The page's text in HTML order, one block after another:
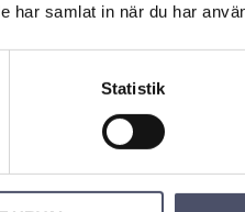
har samlat in när du har
Statistik
Add to favorites
BUY